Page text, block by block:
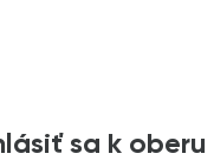
sa k oberu